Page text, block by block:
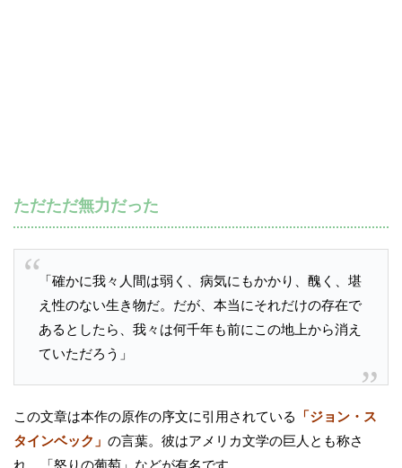
ただただ無力だった
「確かに我々人間は弱く、病気にもかかり、醜く、堪
え性のない生き物だ。だが、本当にそれだけの存在で
あるとしたら、我々は何千年も前にこの地上から消え
ていただろう」
この文章は本作の原作の序文に引用されている
「ジョン・ス
タインベック」 の言葉。彼はアメリカ文学の巨人とも称さ
れ、「怒りの葡萄」などが有名です。